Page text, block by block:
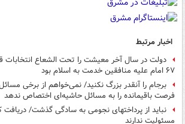
اخبار مرتبط
دولت در سال آخر معیشت را تحت الشعاع انتخابات
۶۷ امام علیه منافقین خدمت به اسلام بود
برجام را آنقدر بزرگ نکنید/ نمی‌خواهم از برخی
فرصت باقیمانده را به مسائل حاشیه‌‌ای اختصاص ندهد
نباید از پرداختهای نجومی به سادگی گذشت/ دریافت
مسئولیت ندارند